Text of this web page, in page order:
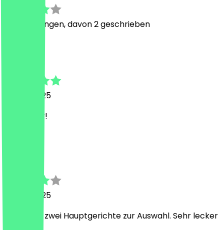
Bewertungen, davon 2 geschrieben
3. April 2025
War super!
2. April 2025
Leider nur zwei Hauptgerichte zur Auswahl. Sehr lecker